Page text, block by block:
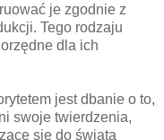
je zgodnie z
Tego rodzaju
dla ich
jest dbanie o to,
swoje twierdzenia,
się do świata